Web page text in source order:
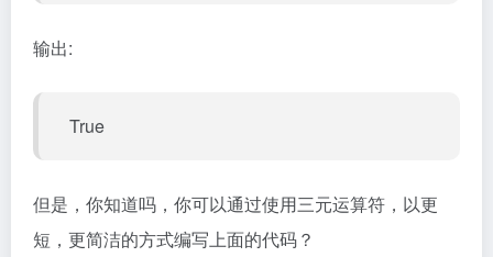
输出:
True
但是，你知道吗，你可以通过使用三元运算符，以更
短，更简洁的方式编写上面的代码？